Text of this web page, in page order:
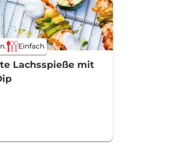
Einfach
Lachsspieße mit